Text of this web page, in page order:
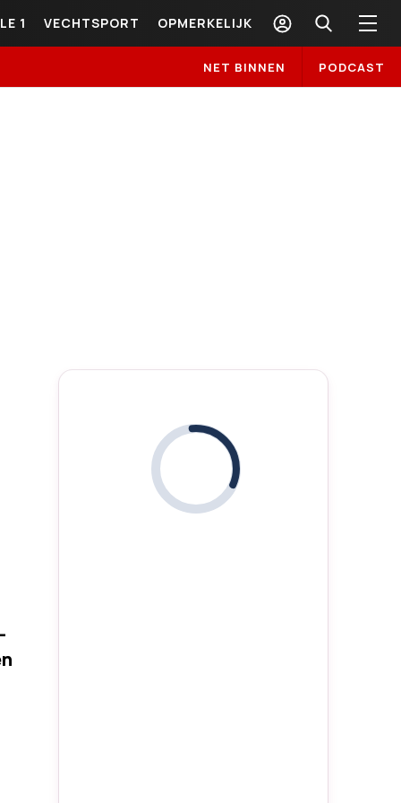
1 VECHTSPORT OPMERKELIJK
NET BINNEN PODCAST